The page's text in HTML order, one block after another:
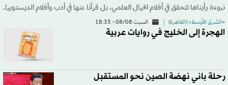
نبوءة رأيناها تتحقق في أفلام الخيال العلمي، بل قرأنا عنها في أدب وأفلام الديستوبيا.
«الشرق الأوسط» (القاهرة) السبت 08/08 - 18:33
الهجرة إلى الخليج في روايات عربية
رحلة باني نهضة الصين نحو المستقبل